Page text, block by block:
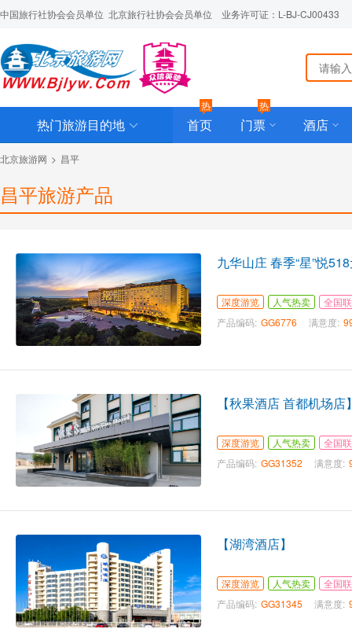
中国旅行社协会会员单位  北京旅行社协会会员单位    业务许可证：L-BJ-CJ00433
热门旅游目的地 首页
热
门票
热
酒店
北京旅游网 > 昌平
昌平旅游产品
九华山庄 春季“
深度游览 人气热卖
全国
产品编码: GG6776 满意度:
【秋果酒店 首都机场店
深度游览 人气热卖
全国
产品编码: GG31352 满意度:
【湖湾酒店】
深度游览 人气热卖
全国
产品编码: GG31345 满意度: